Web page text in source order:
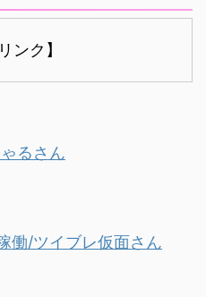
ンク】
るさん
働/ツイブレ仮面さん